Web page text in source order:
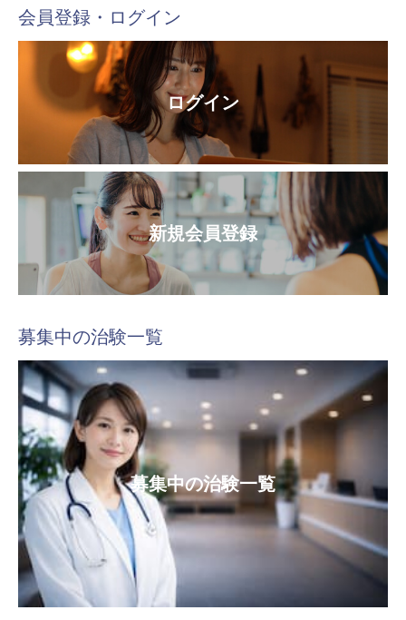
会員登録・ログイン
ログイン
新規会員登録
募集中の治験一覧
募集中の治験一覧